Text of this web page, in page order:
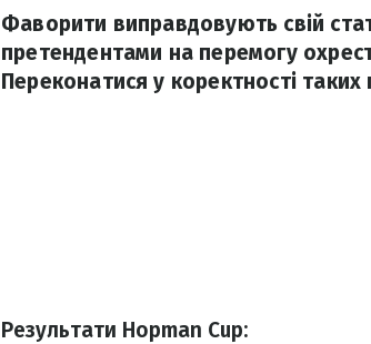
Фаворити виправдовують свій
претендентами на перемогу
Переконатися у коректності таких
Результати Hopman Cup: